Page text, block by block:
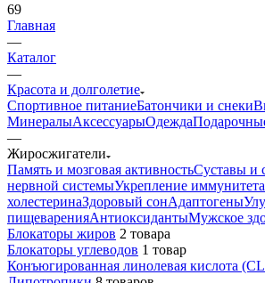
69
Главная
—
Каталог
—
Красота и долголетие
Спортивное питаниеБатончики и снеки
МинералыАксессуарыОдежда
—
Жиросжигатели
Память и мозговая активностьСуставы и
нервной системыУкрепление иммунитета
холестеринаЗдоровый сонАдаптогены
пищеваренияАнтиоксидантыМужское
Блокаторы жиров 2 товара
Блокаторы углеводов 1 товар
Конъюгированная линолевая кислота